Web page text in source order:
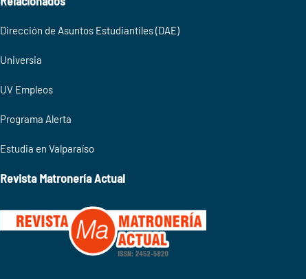
Dirección de Asuntos Estudiantiles (DAE)
Universia
UV Empleos
Programa Alerta
Estudia en Valparaíso
Revista Matronería Actual